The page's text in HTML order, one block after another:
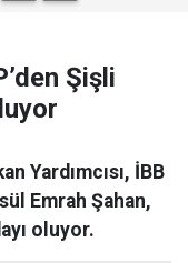
Şişli
Yardımcısı, İBB
Emrah Şahan,
oluyor.